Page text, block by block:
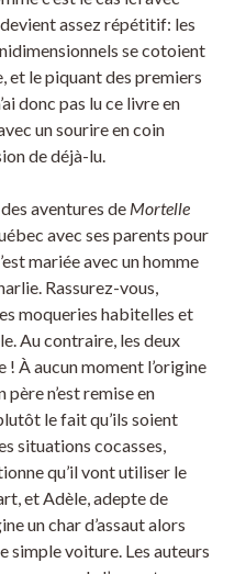
assez répétitif: les
se cotoient
et le piquant des premiers
donc pas lu ce livre en
un sourire en coin
de déjà-lu.
aventures de Mortelle
avec ses parents pour
mariée avec un homme
Rassurez-vous,
moqueries habitelles et
Au contraire, les deux
! À aucun moment l’origine
n’est remise en
le fait qu’ils soient
situations cocasses,
qu’il vont utiliser le
et Adèle, adepte de
un char d’assaut alors
simple voiture. Les auteurs